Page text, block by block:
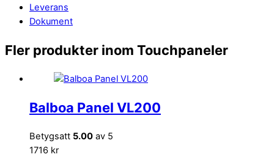
Leverans
Dokument
Fler produkter inom Touchpaneler
Balboa Panel VL200
Betygsatt 5.00 av 5
1716 kr